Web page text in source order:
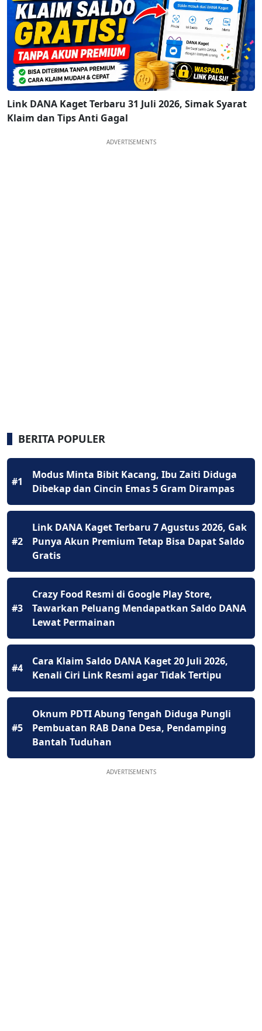
Link DANA Kaget Terbaru 31 Juli 2026, Simak Syarat
Klaim dan Tips Anti Gagal
ADVERTISEMENTS
BERITA POPULER
#1
Modus Minta Bibit Kacang, Ibu Zaiti Diduga
Dibekap dan Cincin Emas 5 Gram Dirampas
#2
Link DANA Kaget Terbaru 7 Agustus 2026, Gak
Punya Akun Premium Tetap Bisa Dapat Saldo
Gratis
#3
Crazy Food Resmi di Google Play Store,
Tawarkan Peluang Mendapatkan Saldo DANA
Lewat Permainan
#4
Cara Klaim Saldo DANA Kaget 20 Juli 2026,
Kenali Ciri Link Resmi agar Tidak Tertipu
#5
Oknum PDTI Abung Tengah Diduga Pungli
Pembuatan RAB Dana Desa, Pendamping
Bantah Tuduhan
ADVERTISEMENTS